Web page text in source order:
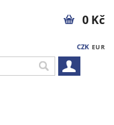
CZK EUR
0 Kč